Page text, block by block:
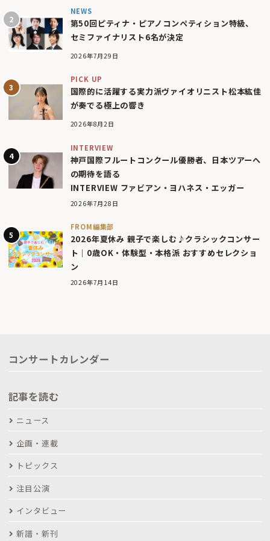
NEWS
第50回ピティナ・ピアノコンペティション特級、
セミファイナリスト6名が決定
2026年7月29日
PICK UP
国際的に活躍する実力派ヴァイオリニスト松本紘佳
が奏でる極上の響き
2026年8月2日
INTERVIEW
神戸国際フルートコンクール優勝者、日本ツアーへ
の期待を語る
INTERVIEW ファビアン・ヨハネス・エッガー
2026年7月28日
FROM編集部
2026年夏休み 親子で楽しむ♪クラシックコンサー
ト｜0歳OK・体験型・本格派 おすすめセレクショ
ン
2026年7月14日
コンサートカレンダー
記事を読む
ニュース
企画・連載
トピックス
注目公演
インタビュー
新譜・新刊